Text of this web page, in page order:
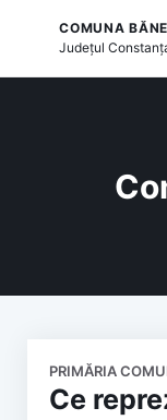
COMUNA
Județul
PRIMĂRIA
Ce